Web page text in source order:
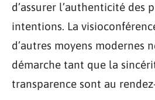
d’assurer l’authenticité des
intentions. La
d’autres moyens modernes
démarche tant que la
transparence sont au